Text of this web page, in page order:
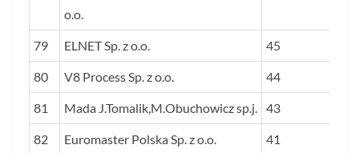
o.o.
79 ELNET Sp. z o.o. 45
80 V8 Process Sp. z o.o. 44
81 Mada J.Tomalik,M.Obuchowicz sp.j. 43
82 Euromaster Polska Sp. z o.o. 41